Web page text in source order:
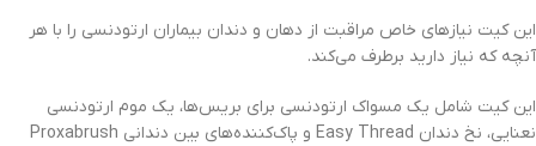
این کیت نیازهای خاص مراقبت از دهان و دندان بیماران ارتودنسی را با هر
آنچه که نیاز دارید برطرف می‌کند.
این کیت شامل یک مسواک ارتودنسی برای بریس‌ها، یک موم ارتودنسی
نعنایی، نخ دندان Easy Thread و پاک‌کننده‌های بین دندانی Proxabrush